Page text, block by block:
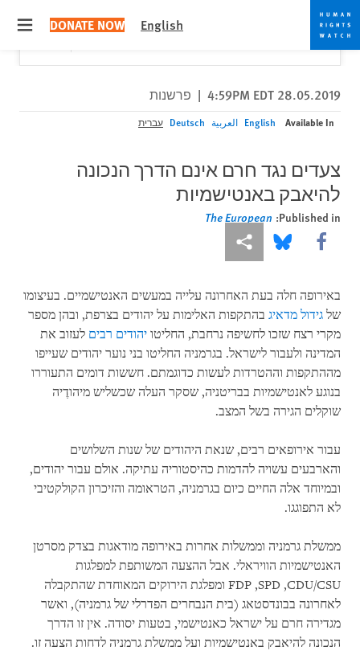
Skip
to
cookie
privacy
notice
Skip
to
main
content
English
DONATE NOW
Would you like to read this page in English?
Close
28.05.2019 4:59PM EDT
| פרשנות
Available In
English العربية Deutsch עברית
צעדים נגד חרם אינם הדרך הנכונה
להיאבק באנטישמיות
Published in:
The European
Share this via Facebook
Share this via Bluesky
More sharing options
באירופה חלה בעת האחרונה עלייה במעשים האנטישמיים. בעיצומו
של גידול מדאיג בהתקפות האלימות על יהודים בצרפת, ובהן מספר
מקרי רצח שזכו לחשיפה נרחבת, החליטו יהודים רבים לעזוב את
המדינה ולעבור לישראל. בגרמניה החליטו בני נוער יהודים שעייפו
מההתקפות וההטרדות לעשות כדוגמתם. חששות דומים התעוררו
בנוגע לאנטישמיות בבריטניה, שסקר העלה שכשליש מיהודֶיה
שוקלים הגירה בשל המצב.
עבור אירופאים רבים, שנאת היהודים של שנות השלושים
והארבעים עשויה להדמות כהיסטוריה עתיקה. אולם עבור יהודים,
ובמיוחד אלה החיים כיום בגרמניה, הטראומה והזיכרון הקולקטיבי
לא התפוגגו.
ממשלת גרמניה וממשלות אחרות באירופה מודאגות בצדק מסרטן
האנטישמיות הוויראלי. אבל ההצעה המשותפת למפלגות
CDU/CSU
,
SPD
,
FDP ומפלגת הירוקים המאוחדת שהתקבלה
לאחרונה בבונדסטאג (בית הנבחרים הפדרלי של גרמניה), ואשר
מגדירה חרם על ישראל כאנטישמי, בטעות יסודה. אין זו הדרך
הנכונה להיאבק באנטישמיות ועל ממשלת גרמניה לדחות הצעה זו.